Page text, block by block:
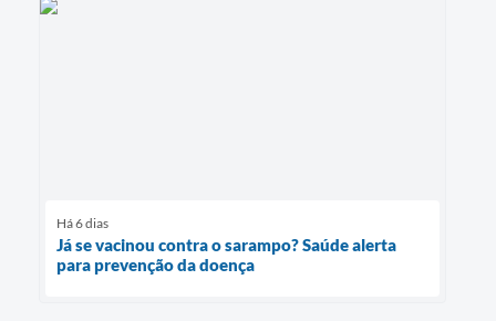
Há 6 dias
Já se vacinou contra o sarampo? Saúde alerta
para prevenção da doença